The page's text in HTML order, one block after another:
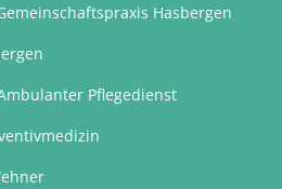
Hasbergen
Pflegedienst